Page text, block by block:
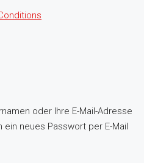
oder Ihre E-Mail-Adresse
ein neues Passwort per E-Mail